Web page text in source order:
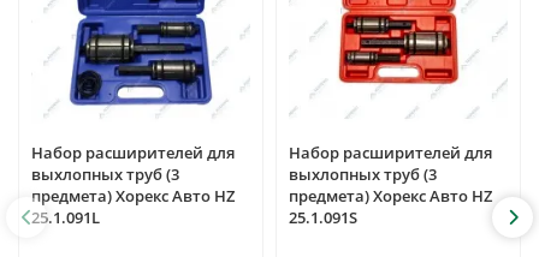
Набор расширителей для
выхлопных труб (3
предмета) Хорекс Авто HZ
25.1.091L
Набор расширителей для
выхлопных труб (3
предмета) Хорекс Авто HZ
25.1.091S